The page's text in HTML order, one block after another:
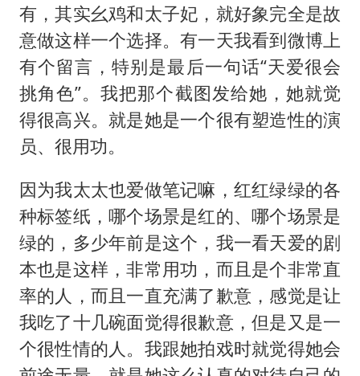
有，其实幺鸡和太子妃，就好象完全是故
意做这样一个选择。有一天我看到微博上
有个留言，特别是最后一句话“天爱很会
挑角色”。我把那个截图发给她，她就觉
得很高兴。就是她是一个很有塑造性的演
员、很用功。
因为我太太也爱做笔记嘛，红红绿绿的各
种标签纸，哪个场景是红的、哪个场景是
绿的，多少年前是这个，我一看天爱的剧
本也是这样，非常用功，而且是个非常直
率的人，而且一直充满了歉意，感觉是让
我吃了十几碗面觉得很歉意，但是又是一
个很性情的人。我跟她拍戏时就觉得她会